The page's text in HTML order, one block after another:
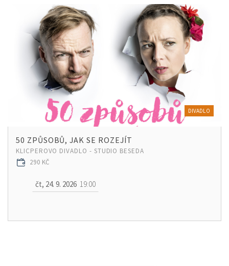
DIVADLO
50 ZPŮSOBŮ, JAK SE ROZEJÍT
KLICPEROVO DIVADLO - STUDIO BESEDA
290 KČ
čt, 24. 9. 2026 19:00